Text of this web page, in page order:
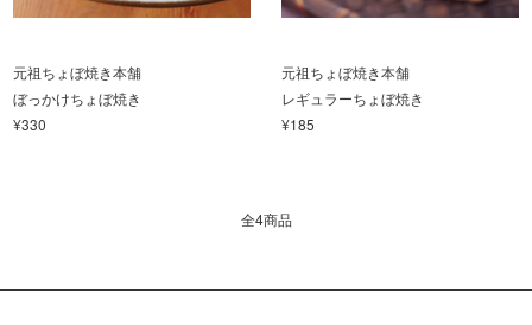
元祖ちょぼ焼き本舗
ぼっかけちょぼ焼き
¥330
元祖ちょぼ焼き本舗
レギュラーちょぼ焼き
¥185
全4商品